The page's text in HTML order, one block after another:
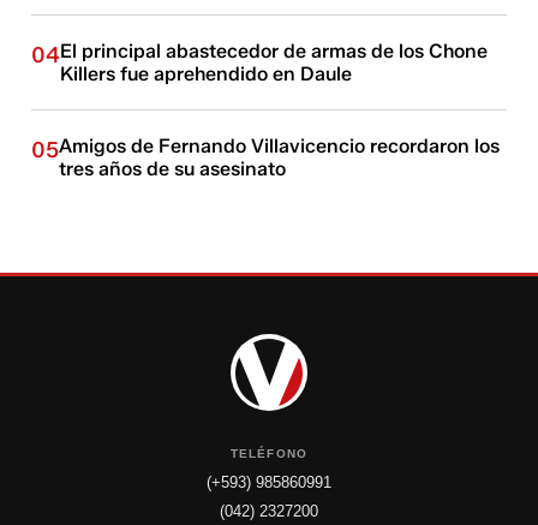
04El principal abastecedor de armas de los Chone
Killers fue aprehendido en Daule
05Amigos de Fernando Villavicencio recordaron los
tres años de su asesinato
TELÉFONO
(+593) 985860991
(042) 2327200